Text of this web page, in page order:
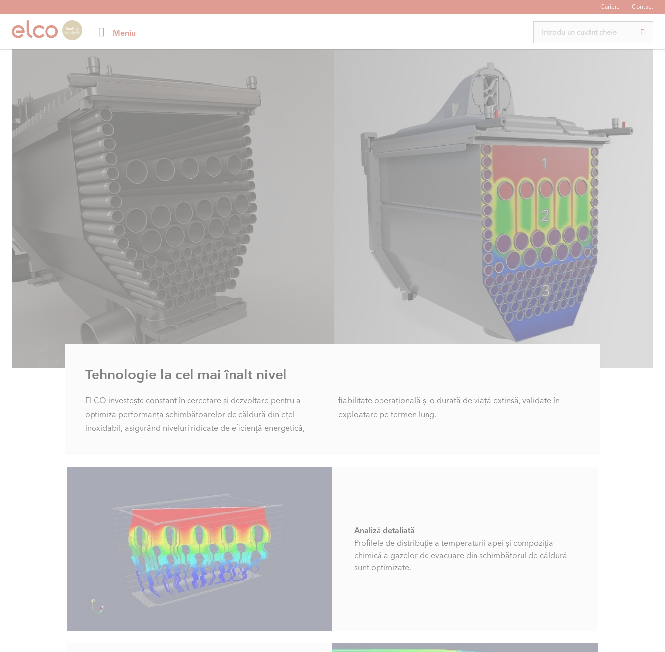
Cariere Contact
Meniu
Tehnologie la cel mai înalt nivel
ELCO investește constant în cercetare și dezvoltare pentru a
optimiza performanța schimbătoarelor de căldură din oțel
inoxidabil, asigurând niveluri ridicate de eficiență energetică,
fiabilitate operațională și o durată de viață extinsă, validate în
exploatare pe termen lung.
Analiză detaliată
Profilele de distribuție a temperaturii apei și compoziția
chimică a gazelor de evacuare din schimbătorul de căldură
sunt optimizate.